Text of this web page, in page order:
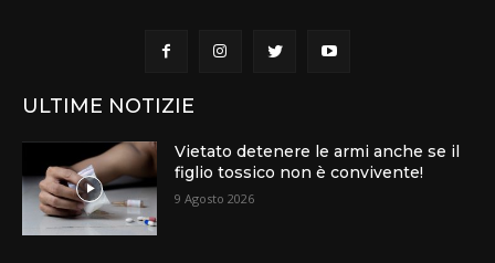
ULTIME NOTIZIE
Vietato detenere le armi anche se il
figlio tossico non è convivente!
9 Agosto 2026